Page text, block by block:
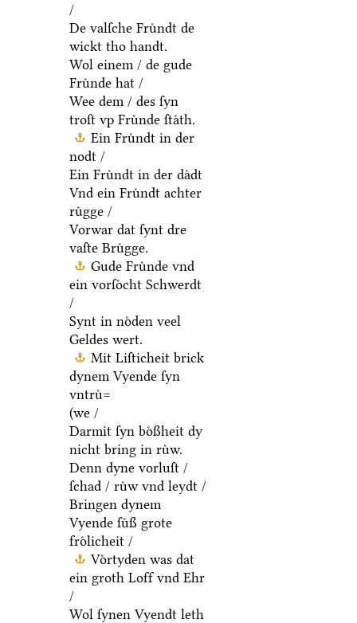
/
De valſche Fruͤndt de
wickt tho handt.
Wol einem / de gude
Fruͤnde hat /
Wee dem / des ſyn
troſt vp Fruͤnde ſtaͤth.
Ein Fruͤndt in der
nodt /
Ein Fruͤndt in der daͤdt
Vnd ein Fruͤndt achter
ruͤgge /
Vorwar dat ſynt dre
vaſte Bruͤgge.
Gude Fruͤnde vnd
ein vorſoͤcht Schwerdt
/
Synt in noͤden veel
Geldes wert.
Mit Liſticheit brick
dynem Vyende ſyn
vntruͤ=
(we /
Darmit ſyn boͤßheit dy
nicht bring in ruͤw.
Denn dyne vorluſt /
ſchad / ruͤw vnd leydt /
Bringen dynem
Vyende ſuͤß grote
froͤlicheit /
Voͤrtyden was dat
ein groth Loff vnd Ehr
/
Wol ſynen Vyendt leth